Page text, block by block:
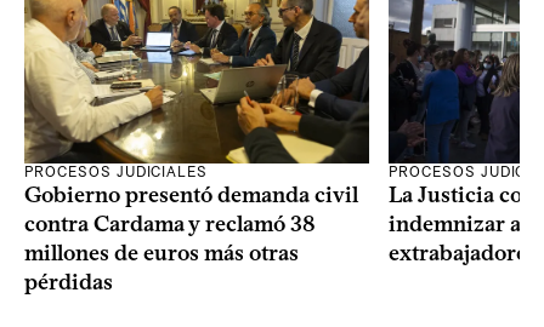
PROCESOS JUDICIALES
Gobierno presentó demanda civil
contra Cardama y reclamó 38
millones de euros más otras
pérdidas
PROCESOS
La Justicia
indemnizar a
extrabajadores